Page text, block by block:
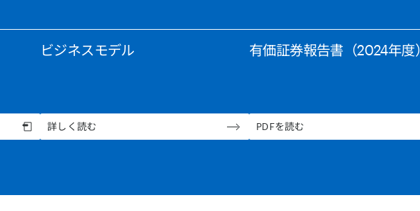
ビジネスモデル
詳しく読む
有価証券報告書（2024年度
PDFを読む